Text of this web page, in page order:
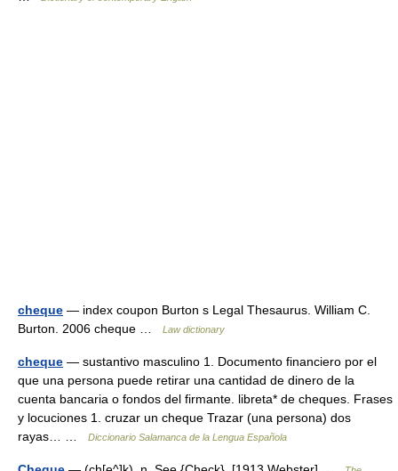
cheque — index coupon Burton s Legal Thesaurus. William C.
Burton. 2006 cheque …
Law dictionary
cheque — sustantivo masculino 1. Documento financiero por el
que una persona puede retirar una cantidad de dinero de la
cuenta bancaria o fondos del firmante. libreta* de cheques. Frases
y locuciones 1. cruzar un cheque Trazar (una persona) dos
rayas… …
Diccionario Salamanca de la Lengua Española